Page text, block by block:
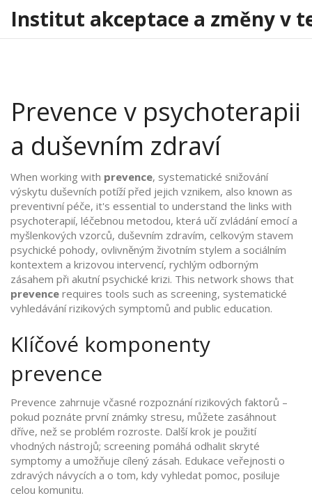
Institut akceptace a změny v
Prevence v psychoterapii
a duševním zdraví
When working with prevence, systematické snižování
výskytu duševních potíží před jejich vznikem, also known as
preventivní péče, it's essential to understand the links with
psychoterapií, léčebnou metodou, která učí zvládání emocí a
myšlenkových vzorců, duševním zdravím, celkovým stavem
psychické pohody, ovlivněným životním stylem a sociálním
kontextem a krizovou intervencí, rychlým odborným
zásahem při akutní psychické krizi. This network shows that
prevence requires tools such as screening, systematické
vyhledávání rizikových symptomů and public education.
Klíčové komponenty
prevence
Prevence zahrnuje včasné rozpoznání rizikových faktorů –
pokud poznáte první známky stresu, můžete zasáhnout
dříve, než se problém rozroste. Další krok je použití
vhodných nástrojů; screening pomáhá odhalit skryté
symptomy a umožňuje cílený zásah. Edukace veřejnosti o
zdravých návycích a o tom, kdy vyhledat pomoc, posiluje
celou komunitu.